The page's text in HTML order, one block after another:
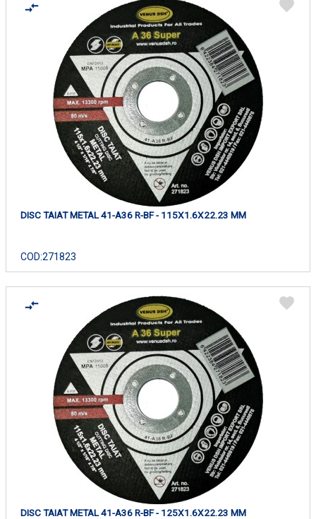
DISC TAIAT METAL 41-A36 R-BF - 115X1.6X22.23 MM
COD:271823
DISC TAIAT METAL 41-A36 R-BF - 125X1.6X22.23 MM